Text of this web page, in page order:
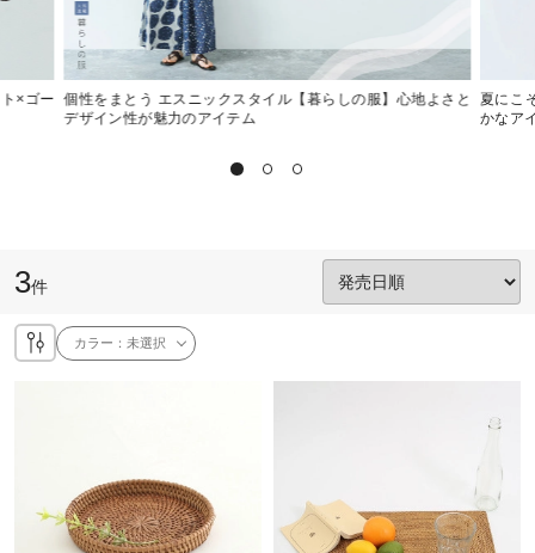
×ゴー
個性をまとう エスニックスタイル【暮らしの服】心地よさと
デザイン性が魅力のアイテム
夏にこ
かなア
3件
カラー：未選択